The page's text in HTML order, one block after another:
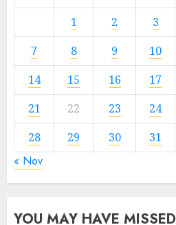
1
2 3
7
8 9 10
14
15 16 17
21
22 23 24
28
29 30 31
« Nov
YOU MAY HAVE MISSED